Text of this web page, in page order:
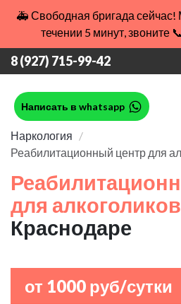
🚑 Свободная бригада
течении 5 минут, звоните
8 (927) 715-99-42
Написать в whatsapp
Наркология
Реабилитационный центр для
для алкоголиков
Краснодаре
от 1000 руб/сутки